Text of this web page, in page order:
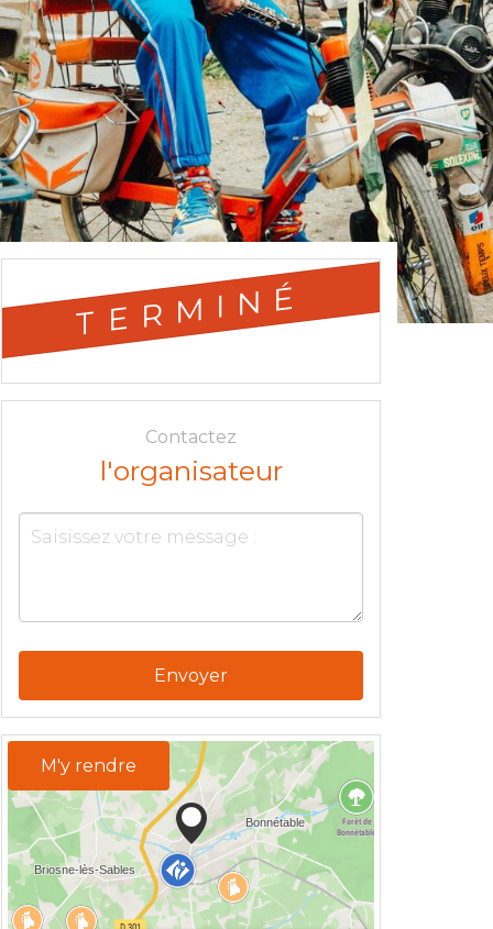
TERMINÉ
Contactez
l'organisateur
Envoyer
M'y rendre